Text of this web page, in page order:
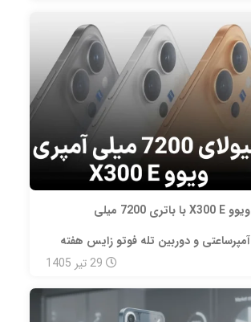
ویوو X300 E با باتری 7200 میلی‌
آمپرساعتی و دوربین تله‌ فوتو زایس هفته
29 تیر 1405